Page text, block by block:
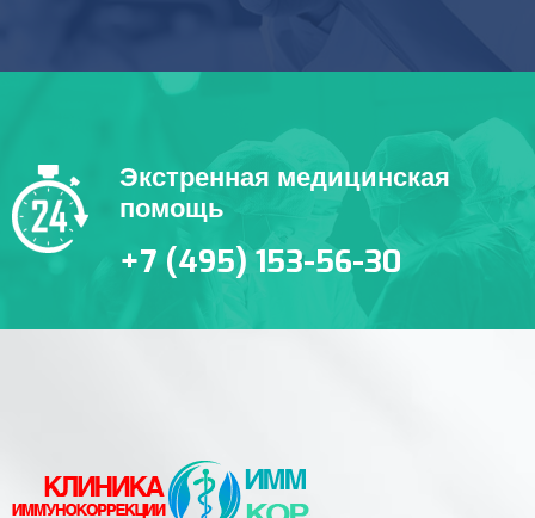
Экстренная медицинская
помощь
+7 (495) 153-56-30